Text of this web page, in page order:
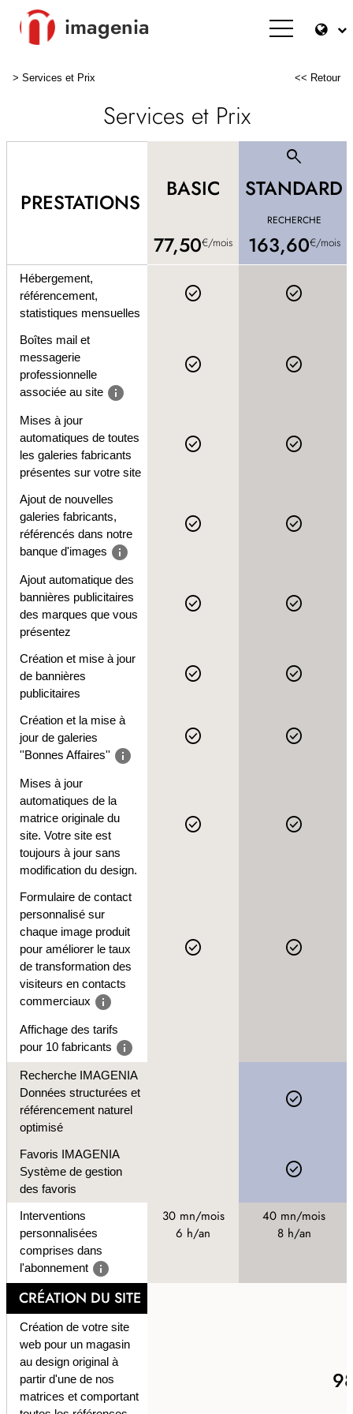
imagenia
> Services et Prix << Retour
Services et Prix
PRESTATIONS
BASIC
77,50€/mois
search
STANDARD
RECHERCHE
163,60€/mois
Hébergement,
référencement,
statistiques mensuelles
check_circle check_circle
Boîtes mail et
messagerie
professionnelle
associée au site info
check_circle check_circle
Mises à jour
automatiques de toutes
les galeries fabricants
présentes sur votre site
check_circle check_circle
Ajout de nouvelles
galeries fabricants,
référencés dans notre
banque d'images info
check_circle check_circle
Ajout automatique des
bannières publicitaires
des marques que vous
présentez
check_circle check_circle
Création et mise à jour
de bannières
publicitaires
check_circle check_circle
Création et la mise à
jour de galeries
''Bonnes Affaires'' info
check_circle check_circle
Mises à jour
automatiques de la
matrice originale du
site. Votre site est
toujours à jour sans
modification du design.
check_circle check_circle
Formulaire de contact
personnalisé sur
chaque image produit
pour améliorer le taux
de transformation des
visiteurs en contacts
commerciaux info
check_circle check_circle
Affichage des tarifs
pour 10 fabricants info
Recherche IMAGENIA
Données structurées et
référencement naturel
optimisé
check_circle
Favoris IMAGENIA
Système de gestion
des favoris
check_circle
Interventions
personnalisées
comprises dans
l'abonnement info
30 mn/mois
6 h/an
40 mn/mois
8 h/an
CRÉATION DU SITE
Création de votre site
web pour un magasin
au design original à
partir d'une de nos
matrices et comportant